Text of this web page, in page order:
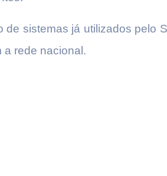
sistemas já utilizados pelo
a rede nacional.